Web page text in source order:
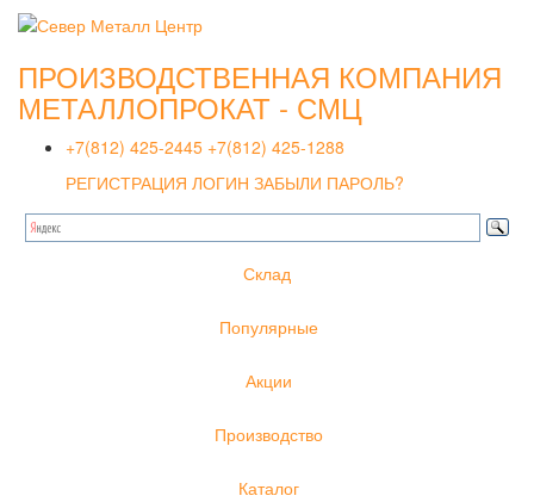
ПРОИЗВОДСТВЕННАЯ КОМПАНИЯ
МЕТАЛЛОПРОКАТ - СМЦ
+7(812) 425-2445 +7(812) 425-1288
РЕГИСТРАЦИЯ ЛОГИН ЗАБЫЛИ ПАРОЛЬ?
Склад
Популярные
Акции
Производство
Каталог